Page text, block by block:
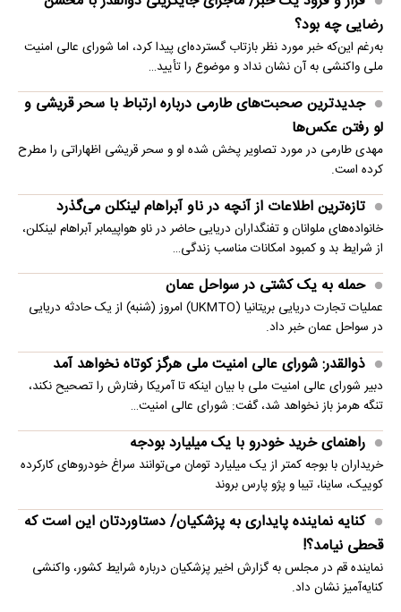
رضایی چه بود؟
به‌رغم این‌که خبر مورد نظر بازتاب گسترده‌ای پیدا کرد، اما شورای عالی امنیت
ملی واکنشی به آن نشان نداد و موضوع را تأیید…
جدیدترین صحبت‌های طارمی درباره ارتباط با سحر قریشی و
لو رفتن عکس‌ها
مهدی طارمی در مورد تصاویر پخش شده او و سحر قریشی اظهاراتی را مطرح
کرده است.
تازه‌ترین اطلاعات از آنچه در ناو آبراهام لینکلن می‌گذرد
خانواده‌های ملوانان و تفنگداران دریایی حاضر در ناو هواپیمابر آبراهام لینکلن،
از شرایط بد و کمبود امکانات مناسب زندگی…
حمله به یک کشتی در سواحل عمان
عملیات تجارت دریایی بریتانیا (UKMTO) امروز (شنبه) از یک حادثه دریایی
در سواحل عمان خبر داد.
ذوالقدر: شورای عالی امنیت ملی هرگز کوتاه نخواهد آمد
دبیر شورای عالی امنیت ملی با بیان اینکه تا آمریکا رفتارش را تصحیح نکند،
تنگه هرمز باز نخواهد شد، گفت: شورای عالی امنیت…
راهنمای خرید خودرو با یک میلیارد بودجه
خریداران با بوجه کمتر از یک میلیارد تومان می‌توانند سراغ خودروهای کارکرده
کوییک، ساینا، تیبا و پژو پارس بروند
کنایه نماینده پایداری به پزشکیان/ دستاوردتان این است که
قحطی نیامد؟!
نماینده قم در مجلس به گزارش اخیر پزشکیان درباره شرایط کشور، واکنشی
کنایه‌آمیز نشان داد.